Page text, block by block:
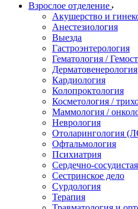
Взрослое отделение
Акушерство и
Анестезиология
Выезда
Гастроэнтерология
Гематология /
Дерматовенерология
Кардиология
Колопроктология
Косметология /
Маммология /
Неврология
Отоларингология
Офтальмология
Психиатрия
Сердечно-
Сестринское дело
Сурдология
Терапия